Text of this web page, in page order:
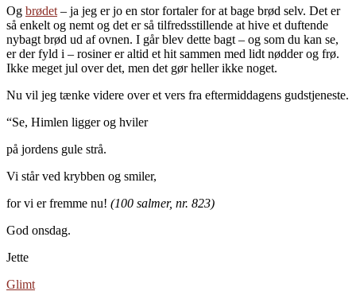
Og brødet – ja jeg er jo en stor fortaler for at bage brød selv. Det er
så enkelt og nemt og det er så tilfredsstillende at hive et duftende
nybagt brød ud af ovnen. I går blev dette bagt – og som du kan se,
er der fyld i – rosiner er altid et hit sammen med lidt nødder og frø.
Ikke meget jul over det, men det gør heller ikke noget.
Nu vil jeg tænke videre over et vers fra eftermiddagens gudstjeneste.
“Se, Himlen ligger og hviler
på jordens gule strå.
Vi står ved krybben og smiler,
for vi er fremme nu! (100 salmer, nr. 823)
God onsdag.
Jette
Glimt